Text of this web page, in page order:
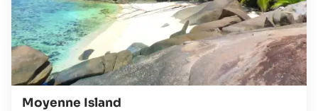
Moyenne Island